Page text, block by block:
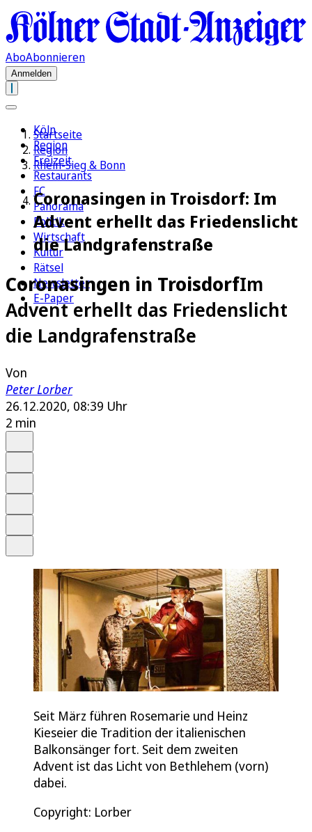
AboAbonnieren
Anmelden
Köln
Region
Freizeit
Restaurants
FC
Panorama
Politik
Wirtschaft
Kultur
Rätsel
Newsletter
E-Paper
Startseite
Region
Rhein-Sieg & Bonn
Coronasingen in Troisdorf: Im
Advent erhellt das Friedenslicht
die Landgrafenstraße
Coronasingen in TroisdorfIm
Advent erhellt das Friedenslicht
die Landgrafenstraße
Von
Peter Lorber
26.12.2020, 08:39 Uhr
2 min
Seit März führen Rosemarie und Heinz
Kieseier die Tradition der italienischen
Balkonsänger fort. Seit dem zweiten
Advent ist das Licht von Bethlehem (vorn)
dabei.
Copyright: Lorber